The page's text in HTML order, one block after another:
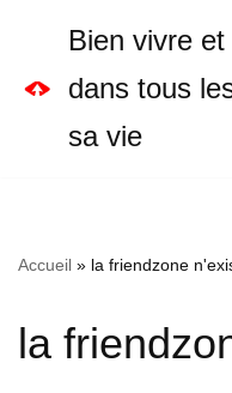
au
contenu
Bien vivre et
dans tous
sa vie
Accueil » la friendzone
la